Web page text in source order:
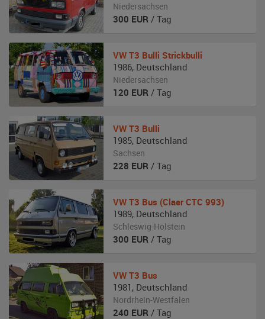
Niedersachsen
300 EUR / Tag
VW T3 Bulli Strickbulli
1986, Deutschland
Niedersachsen
120 EUR / Tag
VW T3 Bulli
1985, Deutschland
Sachsen
228 EUR / Tag
VW T3 Bus (Claer CTC 993)
1989, Deutschland
Schleswig-Holstein
300 EUR / Tag
VW T3 Bus
1981 , Deutschland
Nordrhein-Westfalen
240 EUR / Tag